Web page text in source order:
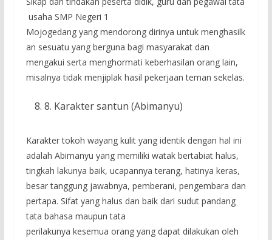
usaha SMP Negeri 1
Mojogedang yang mendorong dirinya untuk menghasilk
an sesuatu yang berguna bagi masyarakat dan
mengakui serta menghormati keberhasilan orang lain,
misalnya tidak menjiplak hasil pekerjaan teman sekelas.
8. Karakter santun (Abimanyu)
Karakter tokoh wayang kulit yang identik dengan hal ini
adalah Abimanyu yang memiliki watak bertabiat halus,
tingkah lakunya baik, ucapannya terang, hatinya keras,
besar tanggung jawabnya, pemberani, pengembara dan
pertapa. Sifat yang halus dan baik dari sudut pandang
tata bahasa maupun tata
perilakunya kesemua orang yang dapat dilakukan oleh